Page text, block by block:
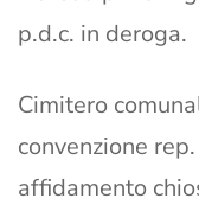
p.d.c. in deroga.
Cimitero
convenzione
affidamento